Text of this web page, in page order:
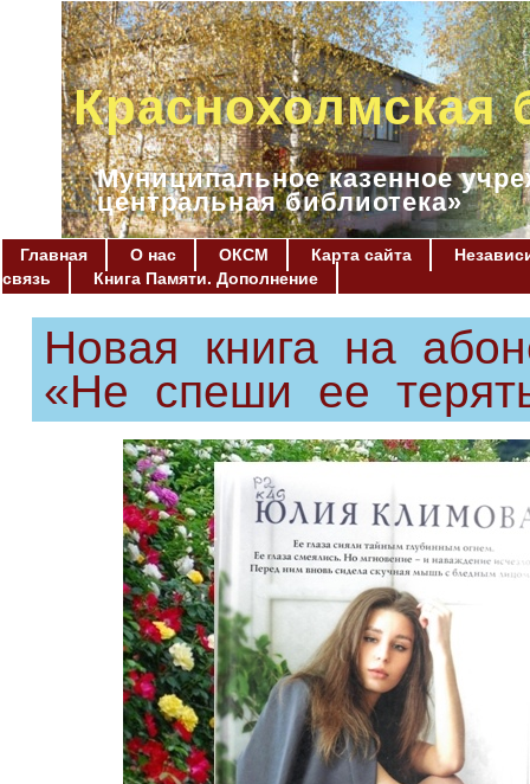
Краснохолмская
Муниципальное казенное
центральная библиотека»
Главная О нас ОКСМ Карта сайта
связь
Книга Памяти. Дополнение
Новая книга на
«Не спеши ее